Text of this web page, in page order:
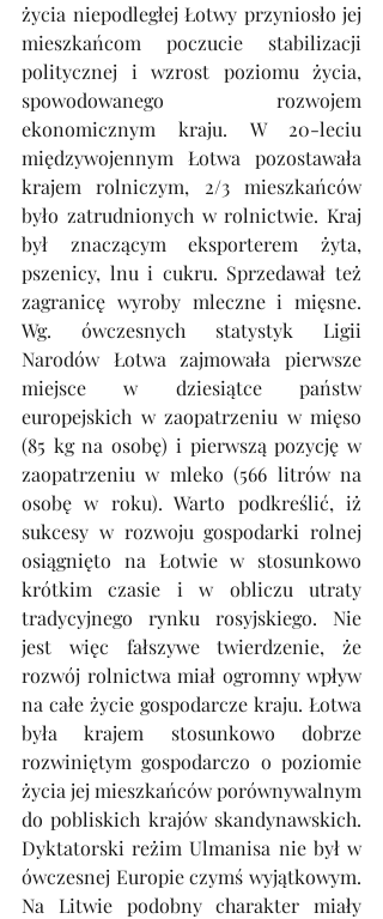
życia niepodległej Łotwy przyniosło jej
mieszkańcom poczucie stabilizacji
politycznej i wzrost poziomu życia,
spowodowanego rozwojem
ekonomicznym kraju. W 20-leciu
międzywojennym Łotwa pozostawała
krajem rolniczym, 2/3 mieszkańców
było zatrudnionych w rolnictwie. Kraj
był znaczącym eksporterem żyta,
pszenicy, lnu i cukru. Sprzedawał też
zagranicę wyroby mleczne i mięsne.
Wg. ówczesnych statystyk Ligii
Narodów Łotwa zajmowała pierwsze
miejsce w dziesiątce państw
europejskich w zaopatrzeniu w mięso
(85 kg na osobę) i pierwszą pozycję w
zaopatrzeniu w mleko (566 litrów na
osobę w roku). Warto podkreślić, iż
sukcesy w rozwoju gospodarki rolnej
osiągnięto na Łotwie w stosunkowo
krótkim czasie i w obliczu utraty
tradycyjnego rynku rosyjskiego. Nie
jest więc fałszywe twierdzenie, że
rozwój rolnictwa miał ogromny wpływ
na całe życie gospodarcze kraju. Łotwa
była krajem stosunkowo dobrze
rozwiniętym gospodarczo o poziomie
życia jej mieszkańców porównywalnym
do pobliskich krajów skandynawskich.
Dyktatorski reżim Ulmanisa nie był w
ówczesnej Europie czymś wyjątkowym.
Na Litwie podobny charakter miały